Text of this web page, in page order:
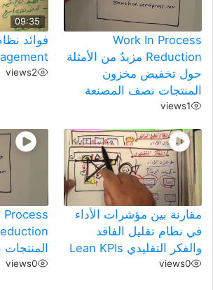
Work In Process
Reduction مزيدٌ من الأمثلة
حول تخفيض مخزون
المنتجات نصف المصنعة
1
views
09:35
فوائد
2
views
مقارنة بين مؤشرات الأداء
في نظام تقليل الفاقد
والفكر التقليدي Lean KPIs
0
views
Process
0
views